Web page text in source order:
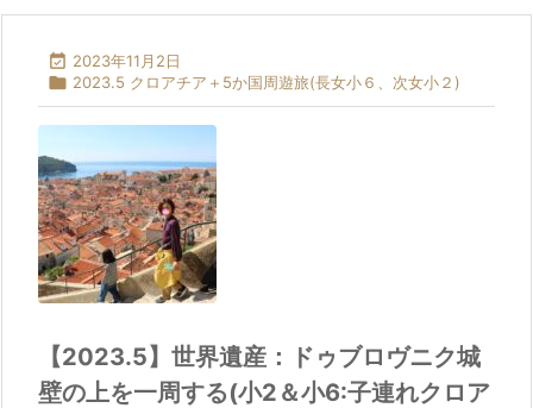
 2023年11月2日
 2023.5 クロアチア＋5か国周遊旅(長女小６、次女小２)
【2023.5】世界遺産：ドゥブロヴニク城
壁の上を一周する(小2＆小6:子連れクロア